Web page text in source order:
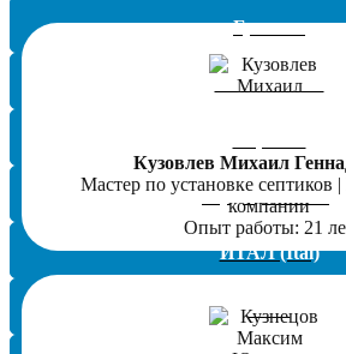
Гринлос
ЕВРОБИОН
Зорде (ZORDE)
ИТАЛ (Ital)
КИТ
Кузовлев Михаил
Мастер по установке септиков |
компании
Опыт работы: 21